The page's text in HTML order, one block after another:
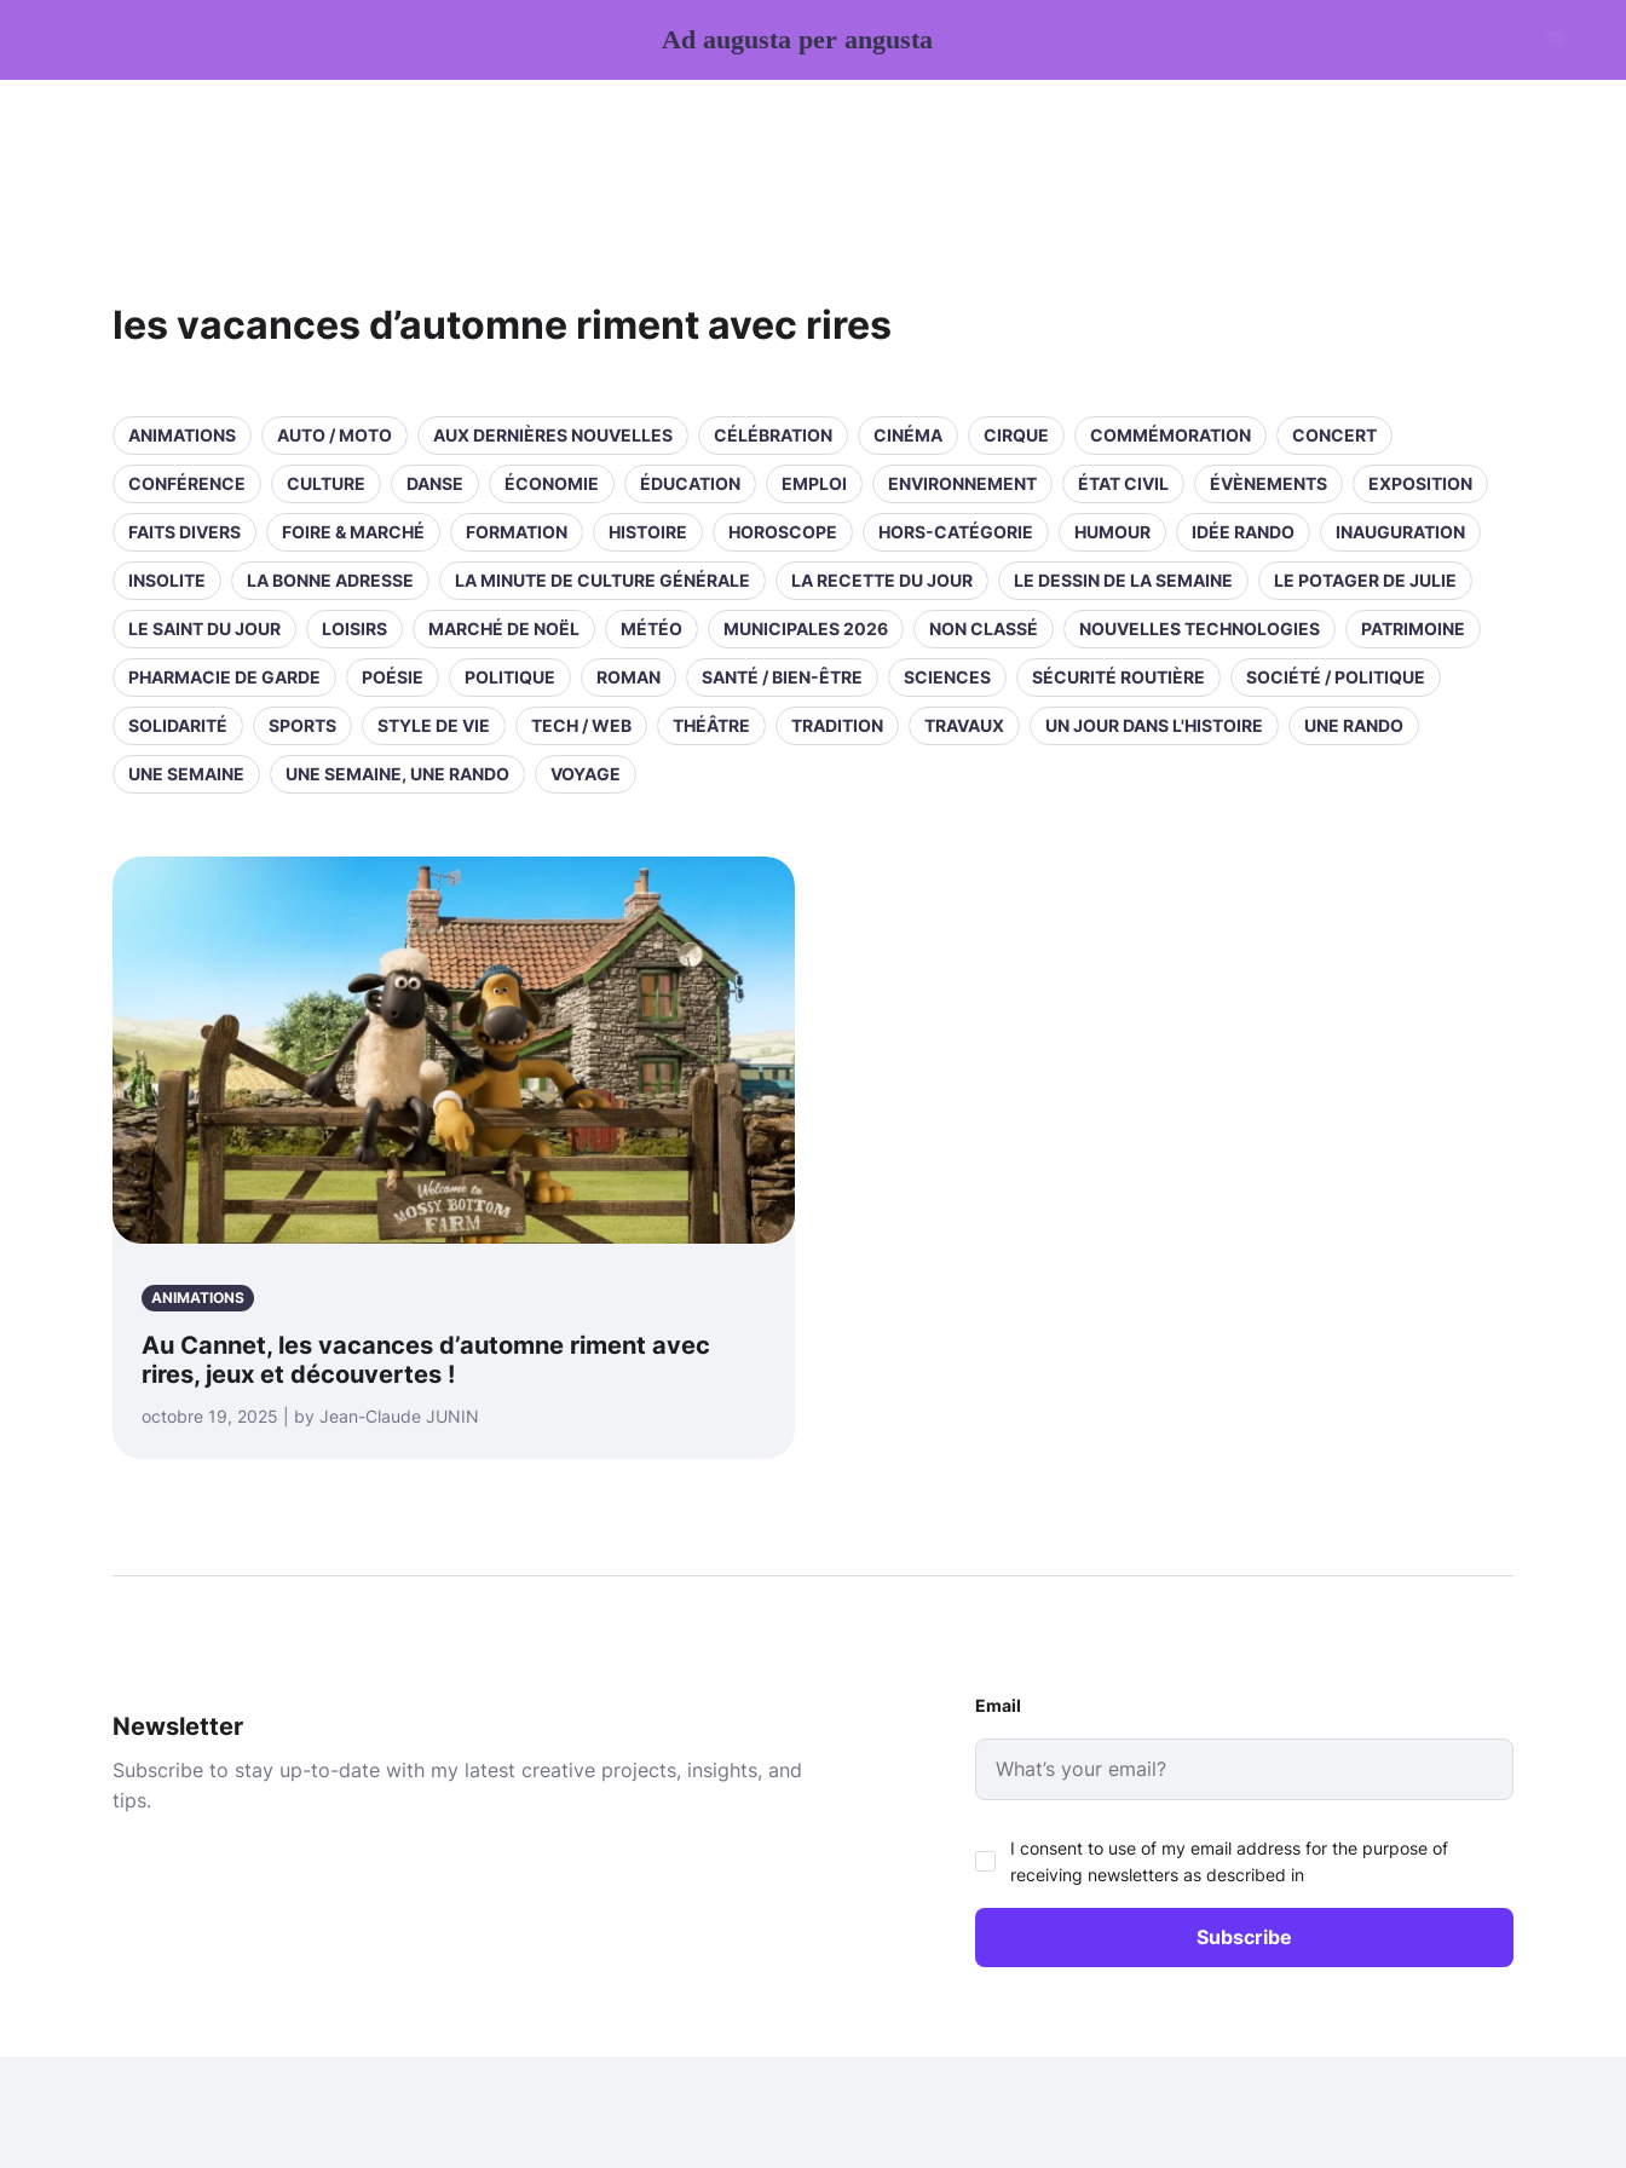
les vacances d’automne riment avec rires
ANIMATIONS AUTO / MOTO AUX DERNIÈRES NOUVELLES CÉLÉBRATION CINÉMA CIRQUE COMMÉMORATION CONCERT
CONFÉRENCE CULTURE DANSE ÉCONOMIE ÉDUCATION EMPLOI ENVIRONNEMENT ÉTAT CIVIL ÉVÈNEMENTS EXPOSITION
FAITS DIVERS FOIRE & MARCHÉ FORMATION HISTOIRE HOROSCOPE HORS-CATÉGORIE HUMOUR IDÉE RANDO INAUGURATION
INSOLITE LA BONNE ADRESSE LA MINUTE DE CULTURE GÉNÉRALE LA RECETTE DU JOUR LE DESSIN DE LA SEMAINE LE POTAGER DE JULIE
LE SAINT DU JOUR LOISIRS MARCHÉ DE NOËL MÉTÉO MUNICIPALES 2026 NON CLASSÉ NOUVELLES TECHNOLOGIES PATRIMOINE
PHARMACIE DE GARDE POÉSIE POLITIQUE ROMAN SANTÉ / BIEN-ÊTRE SCIENCES SÉCURITÉ ROUTIÈRE SOCIÉTÉ / POLITIQUE
SOLIDARITÉ SPORTS STYLE DE VIE TECH / WEB THÉÂTRE TRADITION TRAVAUX UN JOUR DANS L'HISTOIRE UNE RANDO
UNE SEMAINE UNE SEMAINE, UNE RANDO VOYAGE
ANIMATIONS
Au Cannet, les vacances d’automne riment avec
rires, jeux et découvertes !
octobre 19, 2025 | by Jean-Claude JUNIN
Newsletter
Subscribe to stay up-to-date with my latest creative projects, insights, and
tips.
Email
I consent to use of my email address for the purpose of
receiving newsletters as described in
Ad augusta per angusta